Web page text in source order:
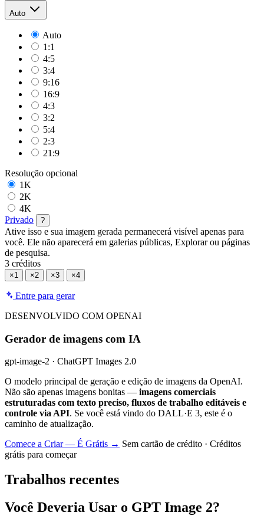
Auto
Auto
1:1
4:5
3:4
9:16
16:9
4:3
3:2
5:4
2:3
21:9
Resolução opcional
1K
2K
4K
Privado
?
Ative isso e sua imagem gerada permanecerá visível apenas para
você. Ele não aparecerá em galerias públicas, Explorar ou páginas
de pesquisa.
3 créditos
×1 ×2 ×3 ×4
Entre para gerar
DESENVOLVIDO COM OPENAI
Gerador de imagens com IA
gpt-image-2 · ChatGPT Images 2.0
O modelo principal de geração e edição de imagens da OpenAI.
Não são apenas imagens bonitas — imagens comerciais
estruturadas com texto preciso, fluxos de trabalho editáveis e
controle via API. Se você está vindo do DALL·E 3, este é o
caminho de atualização.
Comece a Criar — É Grátis → Sem cartão de crédito · Créditos
grátis para começar
Trabalhos recentes
Você Deveria Usar o GPT Image 2?